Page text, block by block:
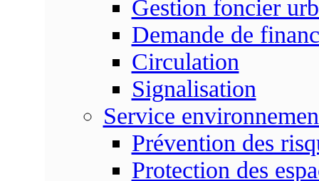
Gestion foncier
Demande de
Circulation
Signalisation
Service
Prévention des
Protection des